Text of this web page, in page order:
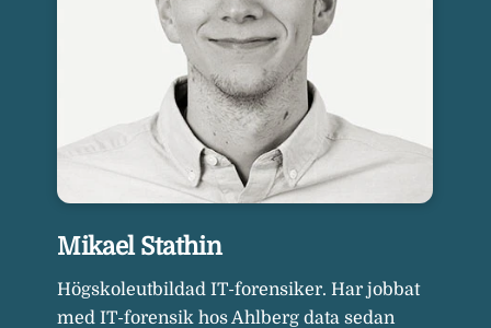
Mikael Stathin
Högskoleutbildad IT-forensiker. Har jobbat
med IT-forensik hos Ahlberg data sedan